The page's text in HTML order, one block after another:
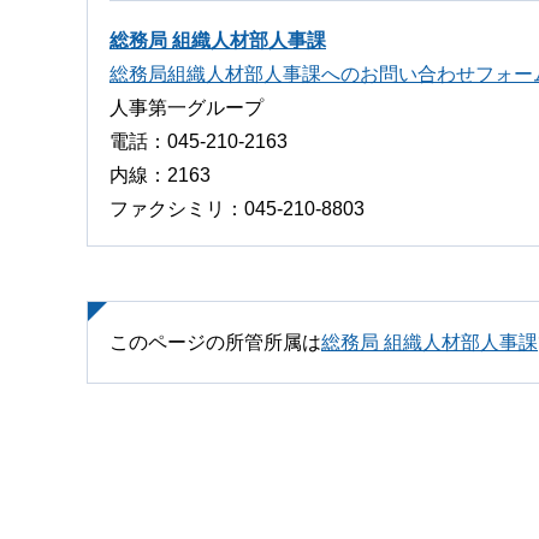
総務局 組織人材部人事課
総務局組織人材部人事課へのお問い合わせフォー
人事第一グループ
電話：045-210-2163
内線：2163
ファクシミリ：045-210-8803
このページの所管所属は総務局 組織人材部人事課